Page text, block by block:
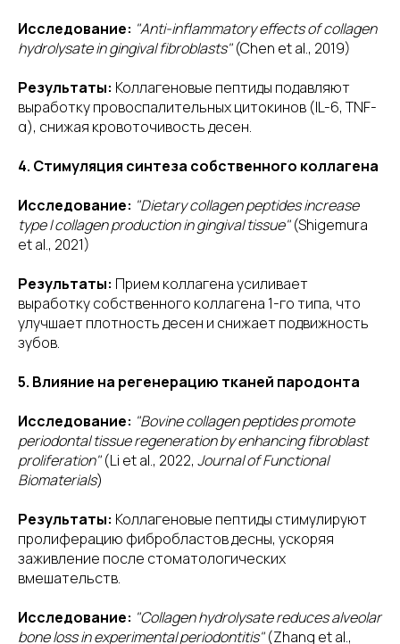
Исследование: "Anti-inflammatory effects of collagen
hydrolysate in gingival fibroblasts"(Chen et al., 2019)
Результаты: Коллагеновые пептиды подавляют
выработку провоспалительных цитокинов (IL-6, TNF-
α), снижая кровоточивость десен.
4. Стимуляция синтеза собственного коллагена
Исследование: "Dietary collagen peptides increase
type I collagen production in gingival tissue"(Shigemura
et al., 2021)
Результаты: Прием коллагена усиливает
выработку собственного коллагена 1-го типа, что
улучшает плотность десен и снижает подвижность
зубов.
5. Влияние на регенерацию тканей пародонта
Исследование: "Bovine collagen peptides promote
periodontal tissue regeneration by enhancing fibroblast
proliferation"(Li et al., 2022, Journal of Functional
Biomaterials)
Результаты: Коллагеновые пептиды стимулируют
пролиферацию фибробластов десны, ускоряя
заживление после стоматологических
вмешательств.
Исследование: "Collagen hydrolysate reduces alveolar
bone loss in experimental periodontitis"(Zhang et al.,